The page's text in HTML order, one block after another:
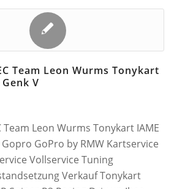
Team Leon Wurms Tonykart
V
Team Leon Wurms Tonykart IAME
Gopro GoPro by RMW Kartservice
Vollservice Tuning
Verkauf Tonykart